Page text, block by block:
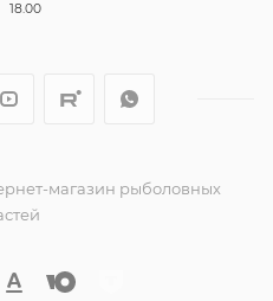
18.00
магазин рыболовных